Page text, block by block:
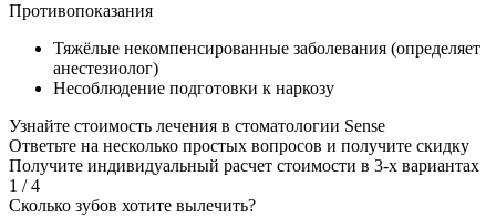
Противопоказания
Тяжёлые некомпенсированные заболевания (определяет
анестезиолог)
Несоблюдение подготовки к наркозу
Узнайте стоимость лечения в стоматологии Sense
Ответьте на несколько простых вопросов и получите скидку
Получите индивидуальный расчет стоимости в 3-х вариантах
1 / 4
Сколько зубов хотите вылечить?